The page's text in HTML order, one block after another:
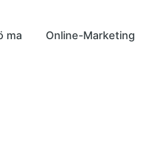
ma Online-Marketing